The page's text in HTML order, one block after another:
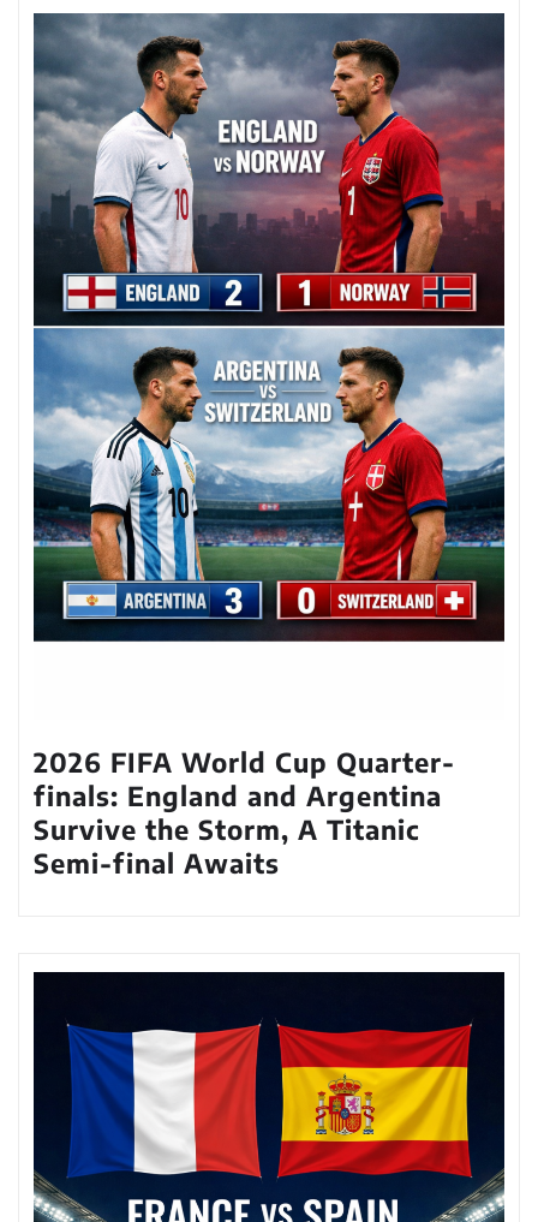
2026 FIFA World Cup Quarter-
finals: England and Argentina
Survive the Storm, A Titanic
Semi-final Awaits